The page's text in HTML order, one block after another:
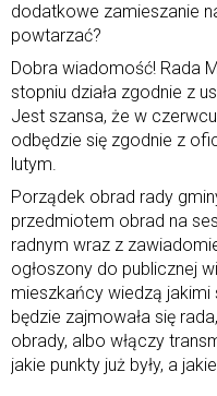
dodatkowe zamieszanie
powtarzać?
Dobra wiadomość! Rada
stopniu działa zgodnie z
Jest szansa, że w
odbędzie się zgodnie z
lutym.
Porządek obrad rady
przedmiotem obrad na
radnym wraz z
ogłoszony do publicznej
mieszkańcy wiedzą
będzie zajmowała się
obrady, albo włączy
jakie punkty już były, a